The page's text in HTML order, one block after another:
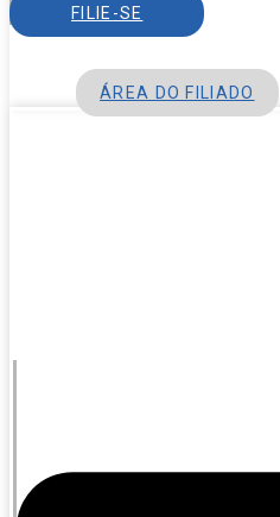
CONTATO
FILIE-SE
ÁREA DO FILIADO